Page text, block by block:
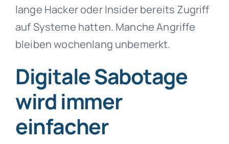
lange Hacker oder Insider bereits Zugriff
auf Systeme hatten. Manche Angriffe
bleiben wochenlang unbemerkt.
Digitale Sabotage
wird immer
einfacher